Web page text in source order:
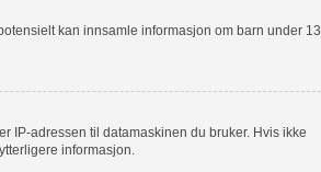
kan innsamle informasjon om barn under 13
IP-adressen til datamaskinen du bruker. Hvis ikke
informasjon.